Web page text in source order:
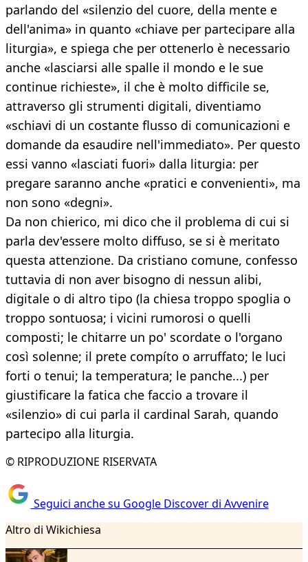
parlando del «silenzio del cuore, della mente e
dell'anima» in quanto «chiave per partecipare alla
liturgia», e spiega che per ottenerlo è necessario
anche «lasciarsi alle spalle il mondo e le sue
continue richieste», il che è molto difficile se,
attraverso gli strumenti digitali, diventiamo
«schiavi di un costante flusso di comunicazioni e
domande da esaudire nell'immediato». Per questo
essi vanno «lasciati fuori» dalla liturgia: per
pregare saranno anche «pratici e convenienti», ma
non sono «degni».
Da non chierico, mi dico che il problema di cui si
parla dev'essere molto diffuso, se si è meritato
questa attenzione. Da cristiano comune, confesso
tuttavia di non aver bisogno di nessun alibi,
digitale o di altro tipo (la chiesa troppo spoglia o
troppo sontuosa; i vicini rumorosi o quelli
composti; le chitarre un po' scordate o l'organo
così solenne; il prete compíto o arruffato; le luci
forti o tenui; la temperatura; le panche...) per
giustificare la fatica che faccio a trovare il
«silenzio» di cui parla il cardinal Sarah, quando
partecipo alla liturgia.
© RIPRODUZIONE RISERVATA
Seguici anche su Google Discover di Avvenire
Altro di Wikichiesa